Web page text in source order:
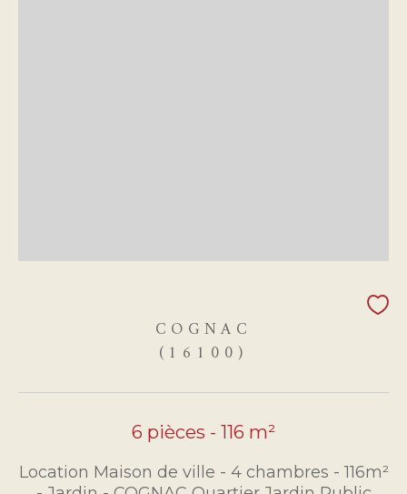
COGNAC
(16100)
6 pièces - 116 m²
Location Maison de ville - 4 chambres - 116m²